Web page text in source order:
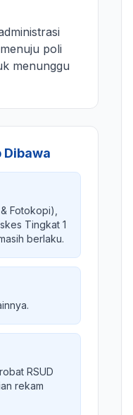
poli
menunggu
Dibawa
Fotokopi),
Tingkat 1
berlaku.
RSUD
rekam